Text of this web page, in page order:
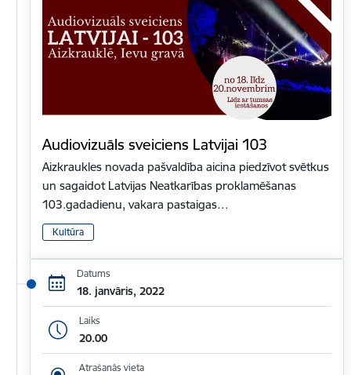
Audiovizuāls sveiciens Latvijai 103
Aizkraukles novada pašvaldība aicina piedzīvot svētkus
un sagaidot Latvijas Neatkarības proklamēšanas
103.gadadienu, vakara pastaigas…
Kultūra
Datums
18. janvāris, 2022
Laiks
20.00
Atrašanās vieta